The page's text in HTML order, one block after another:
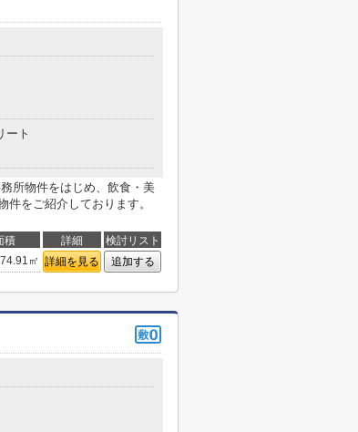
ート
所物件をはじめ、飲食・美
をご紹介しております。
積 詳細
検討リスト
㎡ 詳細を見る 追加する